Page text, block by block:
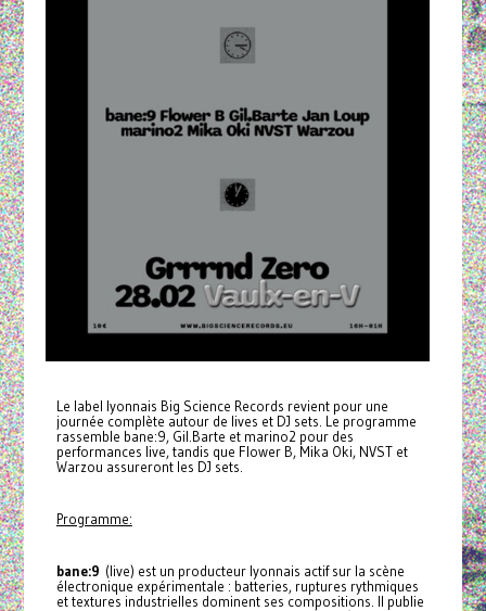
Le label lyonnais Big Science Records revient pour une
journée complète autour de lives et DJ sets. Le programme
rassemble bane:9, Gil.Barte et marino2 pour des
performances live, tandis que Flower B, Mika Oki, NVST et
Warzou assureront les DJ sets.
Programme:
bane:9 (live) est un producteur lyonnais actif sur la scène
électronique expérimentale : batteries, ruptures rythmiques
et textures industrielles dominent ses compositions. Il publie